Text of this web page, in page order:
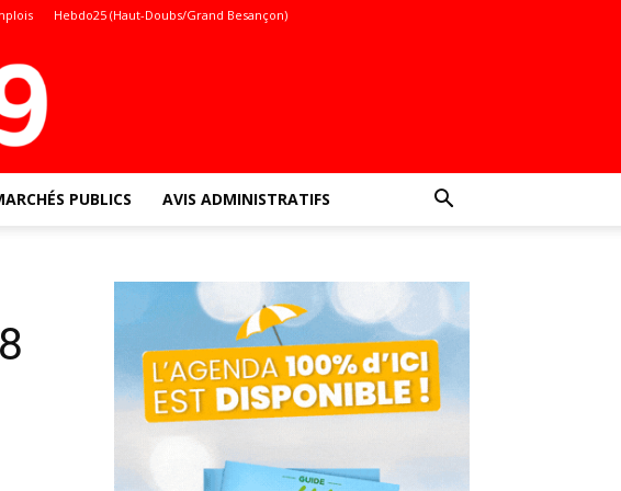
Hebdo25 (Haut-Doubs/Grand Besançon)
PUBLICS AVIS ADMINISTRATIFS